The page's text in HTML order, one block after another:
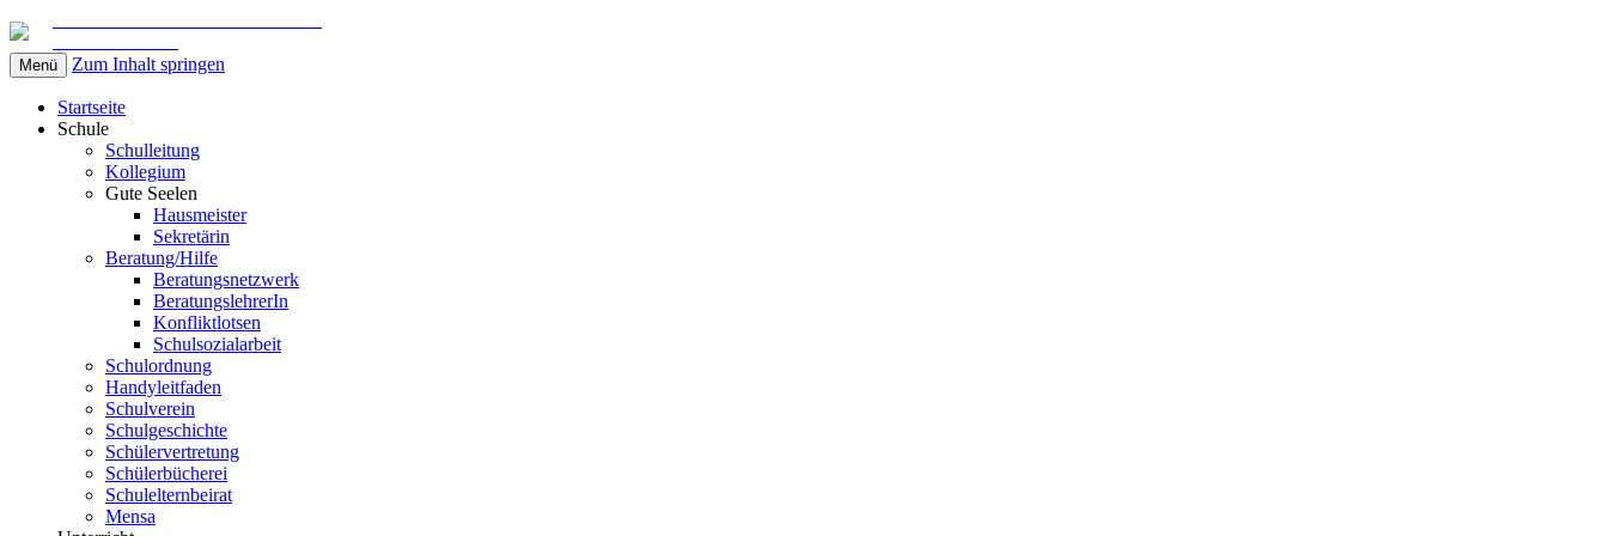
Menü Zum Inhalt springen
Startseite
Schule
Schulleitung
Kollegium
Gute Seelen
Hausmeister
Sekretärin
Beratung/Hilfe
Beratungsnetzwerk
BeratungslehrerIn
Konfliktlotsen
Schulsozialarbeit
Schulordnung
Handyleitfaden
Schulverein
Schulgeschichte
Schülervertretung
Schülerbücherei
Schulelternbeirat
Mensa